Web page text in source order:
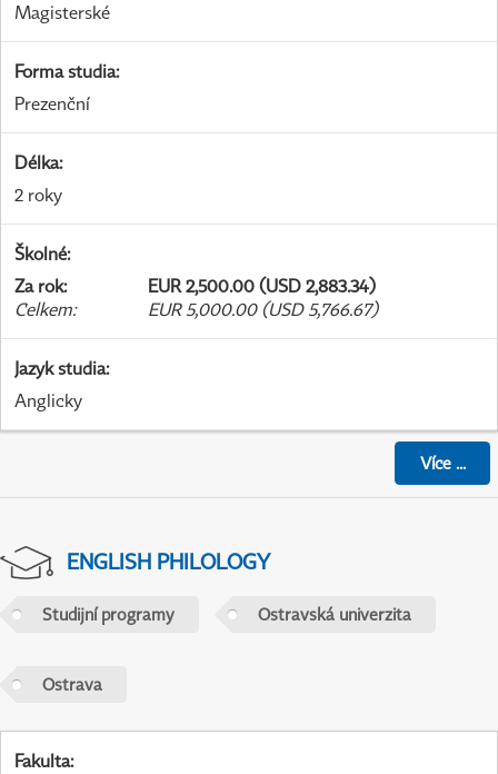
Magisterské
Forma studia:
Prezenční
Délka:
2 roky
Školné:
Za rok:
EUR 2,500.00 (USD 2,883.34)
Celkem: EUR 5,000.00 (USD 5,766.67)
Jazyk studia:
Anglicky
Více...
ENGLISH PHILOLOGY
Studijní programy Ostravská univerzita
Ostrava
Fakulta: